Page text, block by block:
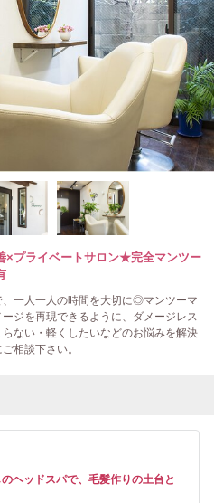
×プライベートサロン★完全マンツー
一人一人の時間を大切に◎マンツーマ
ジを再現できるように、ダメージレス
ない・軽くしたいなどのお悩みを解決
相談下さい。
ヘッドスパで、毛髪作りの土台と